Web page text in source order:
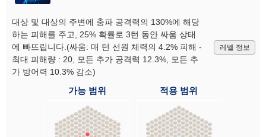
대상 및 대상의 주변에 충파 공격력의 130%에 해당
하는 피해를 주고, 25% 확률로 3턴 동안 싸움 상태
에 빠뜨립니다.(싸움: 매 턴 선원 체력의 4.2% 피해 -
최대 피해량 : 20, 모든 추가 공격력 12.3%, 모든 추
가 방어력 10.3% 감소)
레벨 정보
가능 범위 적용 범위